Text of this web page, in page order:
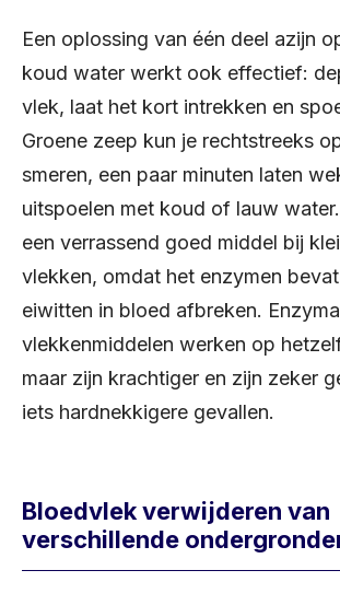
Een oplossing van één deel azijn
koud water werkt ook effectief:
vlek, laat het kort intrekken en
Groene zeep kun je rechtstreeks
smeren, een paar minuten laten
uitspoelen met koud of lauw
een verrassend goed middel bij
vlekken, omdat het enzymen
eiwitten in bloed afbreken.
vlekkenmiddelen werken op
maar zijn krachtiger en zijn zeker
iets hardnekkigere gevallen.
Bloedvlek verwijderen van
verschillende